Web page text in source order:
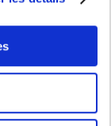
aux cookies
:
à plusieurs